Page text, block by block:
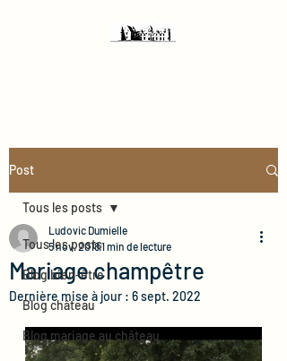
Post
Tous les posts
Blog bien-être
Blog château
Blog mariage au château
Tous les posts
Mariage champêtre
Ludovic Dumielle
5 nov. 20181 min de lecture
Dernière mise à jour : 6 sept. 2022